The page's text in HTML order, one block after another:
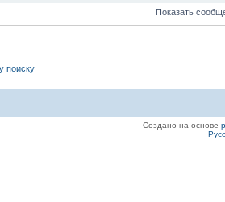
Показать
поиску
Создано на основе